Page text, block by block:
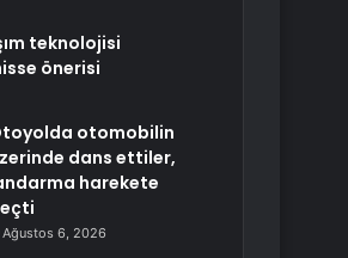
teknolojisi
önerisi
otomobilin
dans ettiler,
harekete
Ağustos 6, 2026